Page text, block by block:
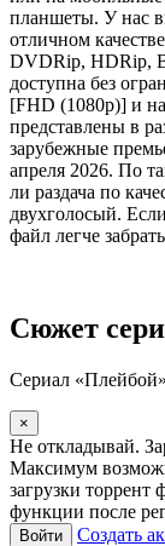
планшеты. У нас
отличном
DVDRip, HDRip,
доступна без
[FHD (1080p)] и
представлены в
зарубежные
апреля 2026. По
ли раздача по
двухголосый.
файл легче
Сюжет
Сериал
×
Не откладывай.
Максимум
загрузки торрент
функции после
Войти Создать